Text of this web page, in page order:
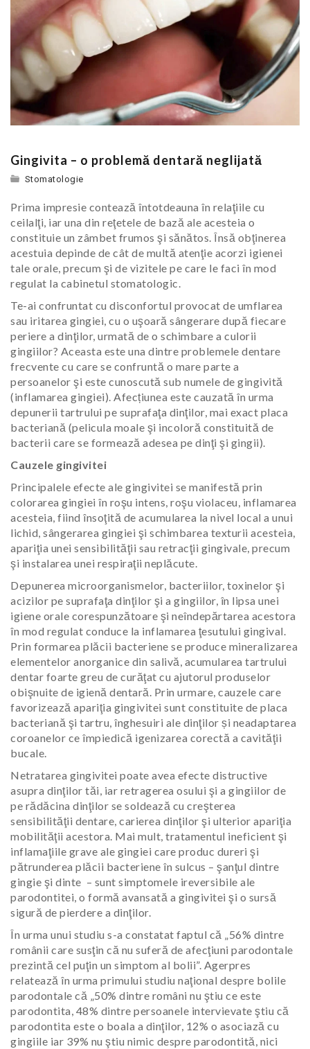
Gingivita – o problemă dentară neglijată
Stomatologie
Prima impresie contează întotdeauna în relaţiile cu
ceilalţi, iar una din reţetele de bază ale acesteia o
constituie un zâmbet frumos şi sănătos. Însă obţinerea
acestuia depinde de cât de multă atenţie acorzi igienei
tale orale, precum şi de vizitele pe care le faci în mod
regulat la cabinetul stomatologic.
Te-ai confruntat cu disconfortul provocat de umflarea
sau iritarea gingiei, cu o uşoară sângerare după fiecare
periere a dinţilor, urmată de o schimbare a culorii
gingiilor? Aceasta este una dintre problemele dentare
frecvente cu care se confruntă o mare parte a
persoanelor şi este cunoscută sub numele de gingivită
(inflamarea gingiei). Afecțiunea este cauzată în urma
depunerii tartrului pe suprafaţa dinţilor, mai exact placa
bacteriană (pelicula moale şi incoloră constituită de
bacterii care se formează adesea pe dinţi şi gingii).
Cauzele gingivitei
Principalele efecte ale gingivitei se manifestă prin
colorarea gingiei în roşu intens, roşu violaceu, inflamarea
acesteia, fiind însoţită de acumularea la nivel local a unui
lichid, sângerarea gingiei şi schimbarea texturii acesteia,
apariţia unei sensibilităţii sau retracţii gingivale, precum
şi instalarea unei respiraţii neplăcute.
Depunerea microorganismelor, bacteriilor, toxinelor şi
acizilor pe suprafaţa dinţilor şi a gingiilor, în lipsa unei
igiene orale corespunzătoare şi neîndepărtarea acestora
în mod regulat conduce la inflamarea ţesutului gingival.
Prin formarea plăcii bacteriene se produce mineralizarea
elementelor anorganice din salivă, acumularea tartrului
dentar foarte greu de curăţat cu ajutorul produselor
obişnuite de igienă dentară. Prin urmare, cauzele care
favorizează apariţia gingivitei sunt constituite de placa
bacteriană şi tartru, înghesuiri ale dinţilor și neadaptarea
coroanelor ce împiedică igenizarea corectă a cavităţii
bucale.
Netratarea gingivitei poate avea efecte distructive
asupra dinţilor tăi, iar retragerea osului şi a gingiilor de
pe rădăcina dinţilor se soldează cu creşterea
sensibilităţii dentare, carierea dinţilor şi ulterior apariţia
mobilităţii acestora. Mai mult, tratamentul ineficient şi
inflamaţiile grave ale gingiei care produc dureri şi
pătrunderea plăcii bacteriene în sulcus – şanţul dintre
gingie şi dinte – sunt simptomele ireversibile ale
parodontitei, o formă avansată a gingivitei şi o sursă
sigură de pierdere a dinţilor.
În urma unui studiu s-a constatat faptul că „56% dintre
românii care susţin că nu suferă de afecţiuni parodontale
prezintă cel puţin un simptom al bolii”. Agerpres
relatează în urma primului studiu naţional despre bolile
parodontale că „50% dintre români nu ştiu ce este
parodontita, 48% dintre persoanele intervievate ştiu că
parodontita este o boala a dinţilor, 12% o asociază cu
gingiile iar 39% nu ştiu nimic despre parodontită, nici